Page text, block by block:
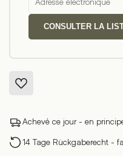
CONSULTER LA
Achevé ce jour - en
14 Tage Rückgaberecht -